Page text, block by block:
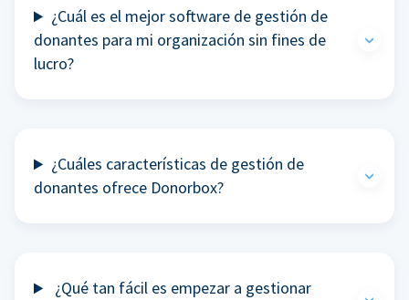
¿Cuál es el mejor software de gestión de
donantes para mi organización sin fines de
lucro?
¿Cuáles características de gestión de
donantes ofrece Donorbox?
¿Qué tan fácil es empezar a gestionar